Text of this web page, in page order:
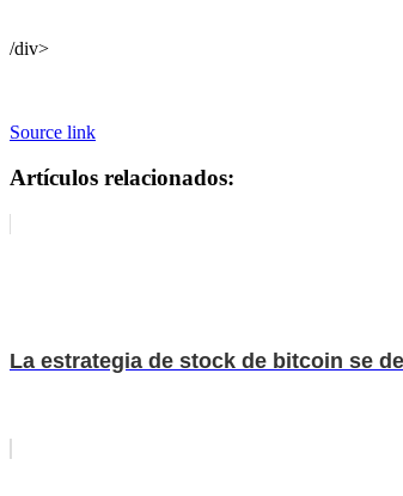
/div>
Source link
Artículos relacionados:
La estrategia de stock de bitcoin se